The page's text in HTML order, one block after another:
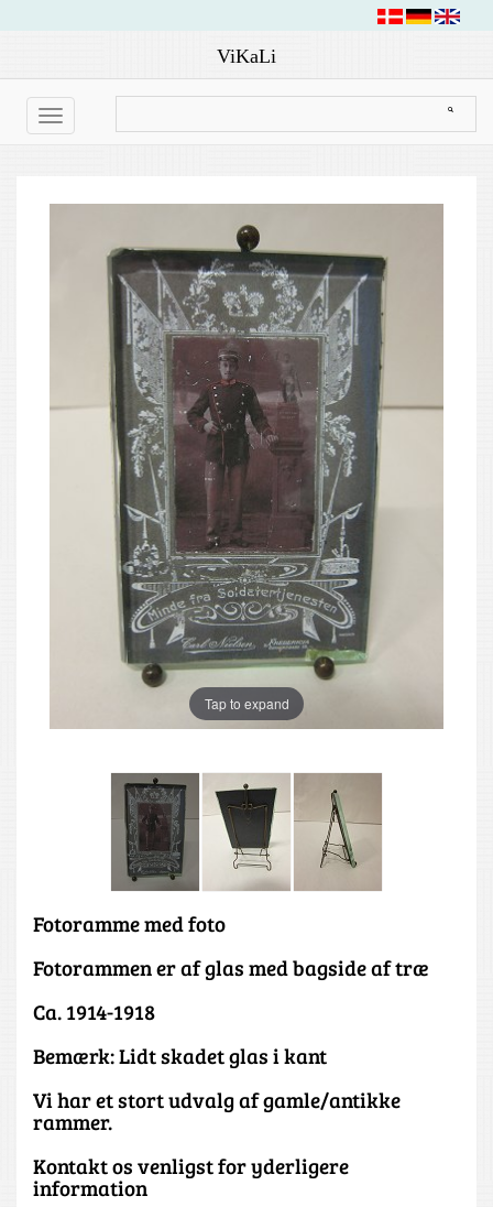
ViKaLi
Toggle
navigation
Tap to expand
Fotoramme med foto
Fotorammen er af glas med bagside af træ
Ca. 1914-1918
Bemærk: Lidt skadet glas i kant
Vi har et stort udvalg af gamle/antikke
rammer.
Kontakt os venligst for yderligere
information